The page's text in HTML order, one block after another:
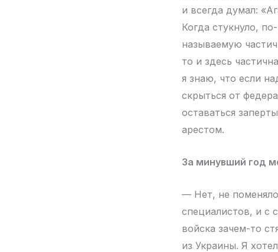
и всегда думал:
Когда стукнуло,
называемую
то и здесь
я знаю, что если
скрыться от
оставаться
арестом.
За минувший год
— Нет, не
специалистов, и с
войска зачем-то
из Украины. Я